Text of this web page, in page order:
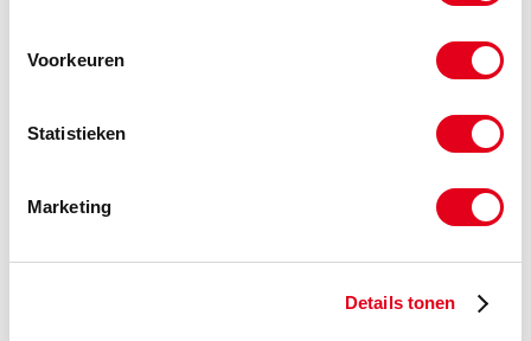
Voorkeuren
Statistieken
Marketing
Details tonen